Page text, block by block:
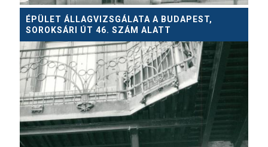
ÉPÜLET ÁLLAGVIZSGÁLATA A BUDAPEST,
SOROKSÁRI ÚT 46. SZÁM ALATT